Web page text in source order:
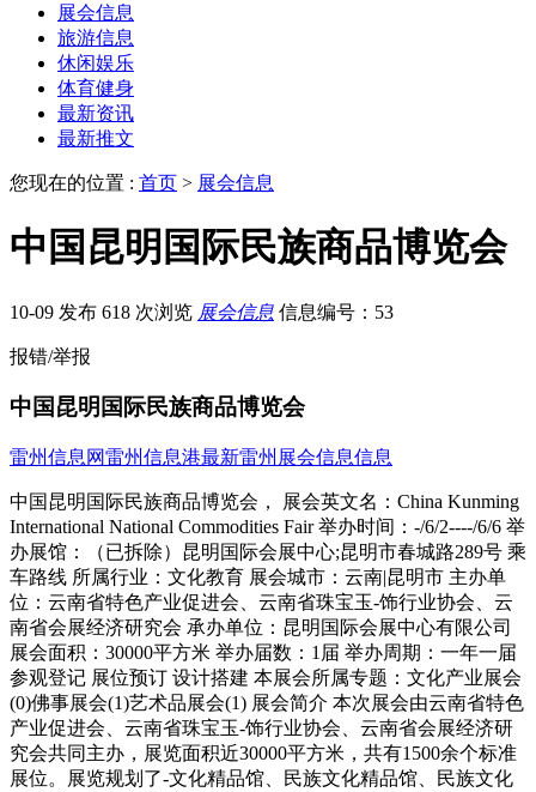
展会信息
旅游信息
休闲娱乐
体育健身
最新资讯
最新推文
您现在的位置 : 首页 > 展会信息
中国昆明国际民族商品博览会
10-09 发布 618 次浏览 展会信息 信息编号：53
报错/举报
中国昆明国际民族商品博览会
雷州信息网雷州信息港最新雷州展会信息信息
中国昆明国际民族商品博览会， 展会英文名：China Kunming
International National Commodities Fair 举办时间：-/6/2----/6/6 举
办展馆：（已拆除）昆明国际会展中心;昆明市春城路289号 乘
车路线 所属行业：文化教育 展会城市：云南|昆明市 主办单
位：云南省特色产业促进会、云南省珠宝玉-饰行业协会、云
南省会展经济研究会 承办单位：昆明国际会展中心有限公司
展会面积：30000平方米 举办届数：1届 举办周期：一年一届
参观登记 展位预订 设计搭建 本展会所属专题：文化产业展会
(0)佛事展会(1)艺术品展会(1) 展会简介 本次展会由云南省特色
产业促进会、云南省珠宝玉-饰行业协会、云南省会展经济研
究会共同主办，展览面积近30000平方米，共有1500余个标准
展位。展览规划了-文化精品馆、民族文化精品馆、民族文化